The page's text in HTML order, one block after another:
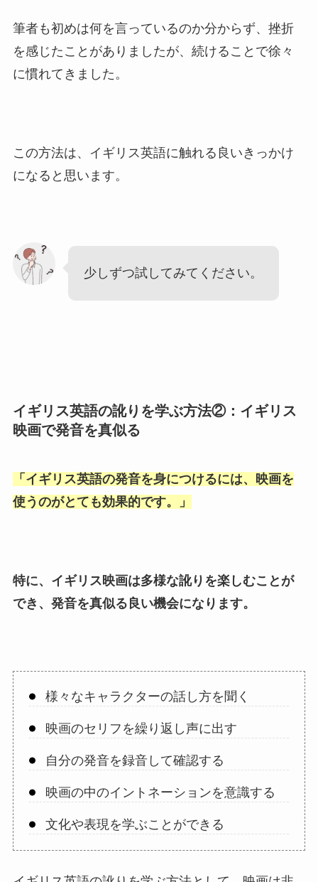
筆者も初めは何を言っているのか分からず、挫折
を感じたことがありましたが、続けることで徐々
に慣れてきました。
この方法は、イギリス英語に触れる良いきっかけ
になると思います。
少しずつ試してみてください。
イギリス英語の訛りを学ぶ方法②：イギリス
映画で発音を真似る
「 イギリス英語の発音を身につけるには、映画を
使うのがとても効果的です。
」
特に、イギリス映画は多様な訛りを楽しむことが
でき、発音を真似る良い機会になります。
様々なキャラクターの話し方を聞く
映画のセリフを繰り返し声に出す
自分の発音を録音して確認する
映画の中のイントネーションを意識する
文化や表現を学ぶことができる